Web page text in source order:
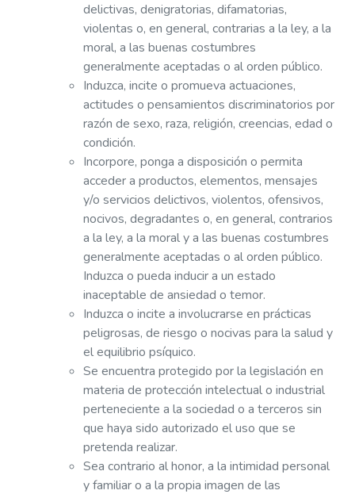
delictivas, denigratorias, difamatorias,
violentas o, en general, contrarias a la ley, a la
moral, a las buenas costumbres
generalmente aceptadas o al orden público.
Induzca, incite o promueva actuaciones,
actitudes o pensamientos discriminatorios por
razón de sexo, raza, religión, creencias, edad o
condición.
Incorpore, ponga a disposición o permita
acceder a productos, elementos, mensajes
y/o servicios delictivos, violentos, ofensivos,
nocivos, degradantes o, en general, contrarios
a la ley, a la moral y a las buenas costumbres
generalmente aceptadas o al orden público.
Induzca o pueda inducir a un estado
inaceptable de ansiedad o temor.
Induzca o incite a involucrarse en prácticas
peligrosas, de riesgo o nocivas para la salud y
el equilibrio psíquico.
Se encuentra protegido por la legislación en
materia de protección intelectual o industrial
perteneciente a la sociedad o a terceros sin
que haya sido autorizado el uso que se
pretenda realizar.
Sea contrario al honor, a la intimidad personal
y familiar o a la propia imagen de las